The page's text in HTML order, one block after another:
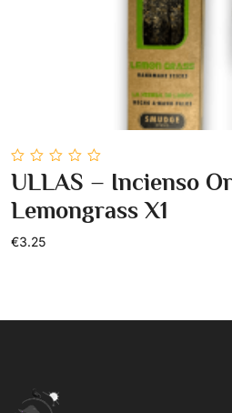
Add To
0
out
of
ULLAS – Incienso
Lemongrass X1
€3.25